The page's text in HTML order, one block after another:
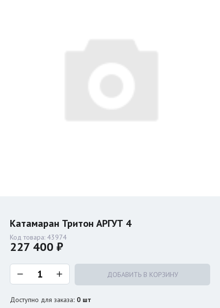
Катамаран Тритон АРГУТ 4
Код товара: 43974
227 400 ₽
ДОБАВИТЬ В КОРЗИНУ
Доступно для заказа: 0 шт